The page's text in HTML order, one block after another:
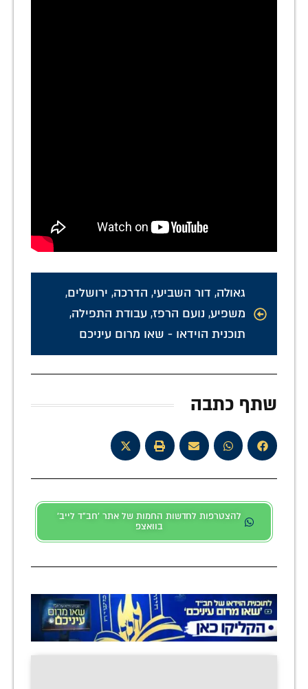
גאולה, דור השביעי, הדרכה, ירושלים,
משפיע, נועם הרפז, עבודת התפילה,
תוכנית הוידאו - שאו מרום עיניכם
שתף כתבה
להצטרפות לחדשות החמות של אתר 'חב"ד לייב'
בוואצפ